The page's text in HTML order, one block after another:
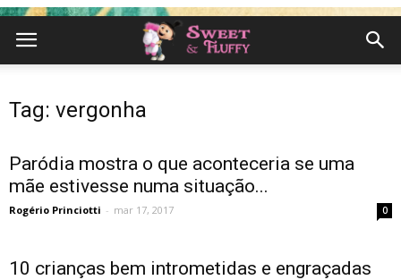
Tag: vergonha
Paródia mostra o que aconteceria se uma
mãe estivesse numa situação...
Rogério Princiotti - mar 17, 2017 0
10 crianças bem intrometidas e engraçadas